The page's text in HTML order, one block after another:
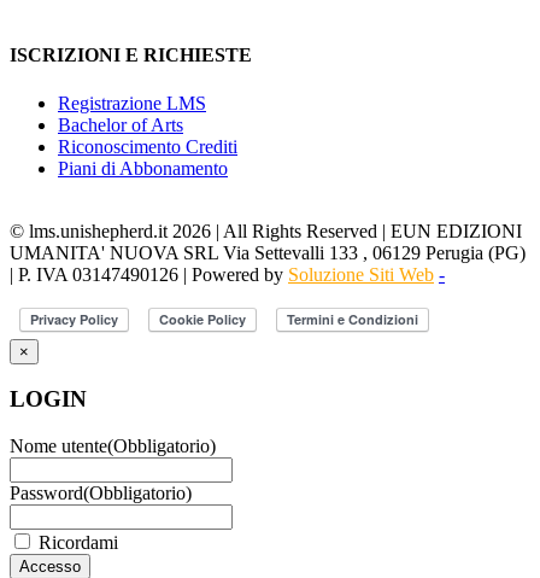
ISCRIZIONI E RICHIESTE
Registrazione LMS
Bachelor of Arts
Riconoscimento Crediti
Piani di Abbonamento
© lms.unishepherd.it 2026 | All Rights Reserved | EUN EDIZIONI
UMANITA' NUOVA SRL Via Settevalli 133 , 06129 Perugia (PG)
| P. IVA 03147490126 | Powered by Soluzione Siti Web -
×
LOGIN
Nome utente(Obbligatorio)
Password(Obbligatorio)
Ricordami